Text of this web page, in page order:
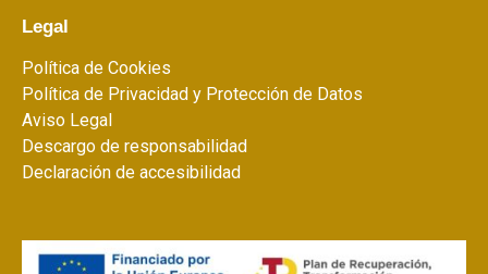
Legal
Política de Cookies
Política de Privacidad y Protección de Datos
Aviso Legal
Descargo de responsabilidad
Declaración de accesibilidad